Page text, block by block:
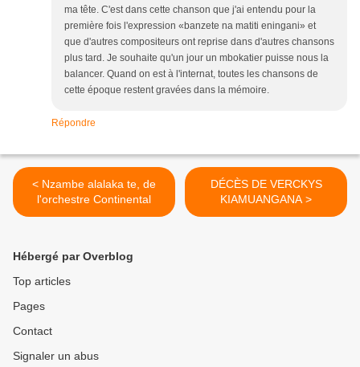
ma tête. C'est dans cette chanson que j'ai entendu pour la
première fois l'expression «banzete na matiti eningani» et
que d'autres compositeurs ont reprise dans d'autres chansons
plus tard. Je souhaite qu'un jour un mbokatier puisse nous la
balancer. Quand on est à l'internat, toutes les chansons de
cette époque restent gravées dans la mémoire.
Répondre
< Nzambe alalaka te, de
l'orchestre Continental
DÉCÈS DE VERCKYS
KIAMUANGANA >
Hébergé par Overblog
Top articles
Pages
Contact
Signaler un abus